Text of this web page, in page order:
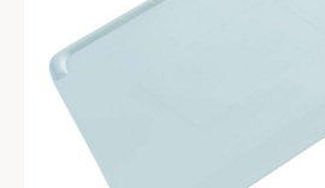
Холодильне та Морозильне
Овочерізки професійні
Хімія для пароконвектоматів
Хімія для посудомийних машин
Популярні товари